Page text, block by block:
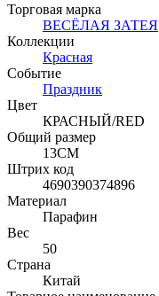
Торговая марка
ВЕСЁЛАЯ ЗАТЕЯ
Коллекции
Красная
Событие
Праздник
Цвет
КРАСНЫЙ/RED
Общий размер
13СМ
Штрих код
4690390374896
Материал
Парафин
Вес
50
Страна
Китай